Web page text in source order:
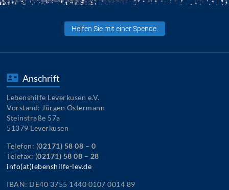
Helfen Sie mit einer Spende.
Anschrift
Lebenshilfe Leverkusen e.V.
Vorstand: Jürgen Ostermann
Steinstraße 57a
51379 Leverkusen
Telefon: (02171) 58 08 – 0
Telefax: (02171) 58 08 – 28
info(at)lebenshilfe-lev.de
IBAN: DE40 3755 1440 0107 0014 89